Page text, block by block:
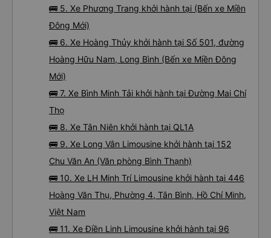
🚌 5. Xe Phương Trang khởi hành tại (Bến xe Miền
Đông Mới)
🚌 6. Xe Hoàng Thủy khởi hành tại Số 501, đường
Hoàng Hữu Nam, Long Bình (Bến xe Miền Đông
Mới)
🚌 7. Xe Bình Minh Tải khởi hành tại Đường Mai Chí
Thọ
🚌 8. Xe Tân Niên khởi hành tại QL1A
🚌 9. Xe Long Vân Limousine khởi hành tại 152
Chu Văn An (Văn phòng Bình Thạnh)
🚌 10. Xe LH Minh Trí Limousine khởi hành tại 446
Hoàng Văn Thụ, Phường 4, Tân Bình, Hồ Chí Minh,
Việt Nam
🚌 11. Xe Điền Linh Limousine khởi hành tại 96